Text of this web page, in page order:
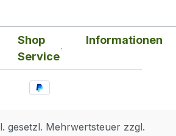
Ausfallrisiken und
zuverlässigen Betrieb. Der
waschbare Einsatz
und verlängert die
der Stützrahmen hält den
bestehenden
Shop
Service
Informationen
gesetzl. Mehrwertsteuer zzgl.